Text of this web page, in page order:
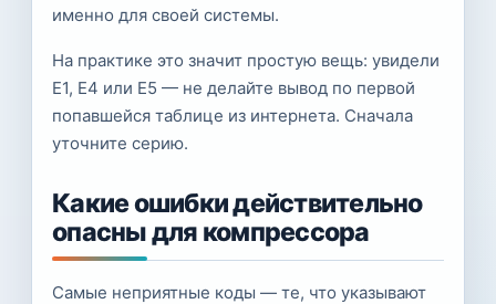
именно для своей системы.
На практике это значит простую вещь: увидели
E1, E4 или E5 — не делайте вывод по первой
попавшейся таблице из интернета. Сначала
уточните серию.
Какие ошибки действительно
опасны для компрессора
Самые неприятные коды — те, что указывают